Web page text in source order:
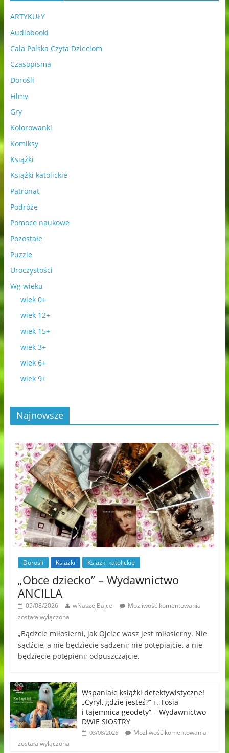
ARTYKUŁY
Audiobooki
Cała Polska Czyta Dzieciom
Czasopisma
Dorośli
Filmy
Gry
Kolorowanki
Komiksy
Książki
Książki katolickie
Patronat
Podróże
Pomoce naukowe
Pozostałe
Puzzle
Uroczystości
Wg wieku
wiek 0+
wiek 12+
wiek 15+
wiek 3+
wiek 6+
wiek 9+
Najnowsze
Dorośli Książki Książki katolickie
„Obce dziecko” – Wydawnictwo
ANCILLA
05/08/2026 wNaszejBajce
Możliwość komentowania
została wyłączona
„Bądźcie miłosierni, jak Ojciec wasz jest miłosierny. Nie
sądźcie, a nie będziecie sądzeni; nie potępiajcie, a nie
będziecie potępieni; odpuszczajcie,
Wspaniałe książki detektywistyczne!
„Cyryl, gdzie jesteś?” i „Tosia
i tajemnica geodety” – Wydawnictwo
DWIE SIOSTRY
03/08/2026
Możliwość komentowania
została wyłączona